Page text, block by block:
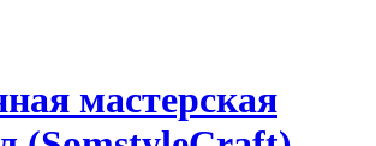
мастерская